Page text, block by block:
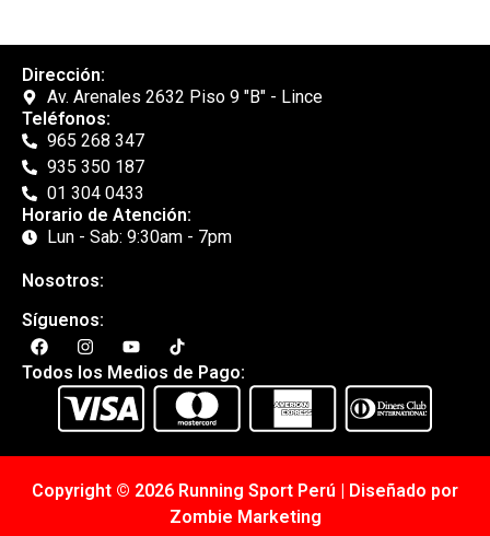
Dirección:
Av. Arenales 2632 Piso 9 "B" - Lince
Teléfonos:
965 268 347
935 350 187
01 304 0433
Horario de Atención:
Lun - Sab: 9:30am - 7pm
Nosotros:
Síguenos:
Todos los Medios de Pago:
Copyright © 2026 Running Sport Perú | Diseñado por
Zombie Marketing